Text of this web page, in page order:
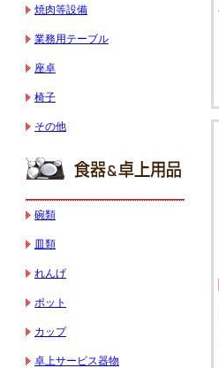
焼肉等設備
業務用テーブル
座卓
椅子
その他
碗類
皿類
れんげ
ポット
カップ
卓上サービス器物